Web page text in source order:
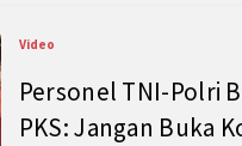
Video
Personel TNI-Polri
PKS: Jangan Buka